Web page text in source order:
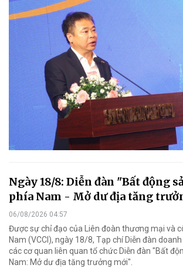
Ngày 18/8: Diễn đàn "Bất động
phía Nam - Mở dư địa tăng
06/08/2026 04:57
Được sự chỉ đạo của Liên đoàn thương mại và
Nam (VCCI), ngày 18/8, Tạp chí Diễn đàn
các cơ quan liên quan tổ chức Diễn đàn "Bất
Nam: Mở dư địa tăng trưởng mới".